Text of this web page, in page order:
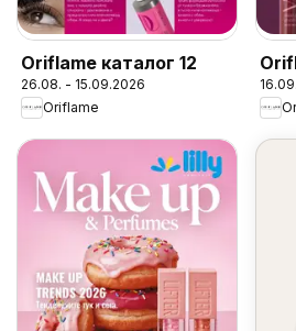
Oriflame каталог 12
26.08. - 15.09.2026
Oriflame